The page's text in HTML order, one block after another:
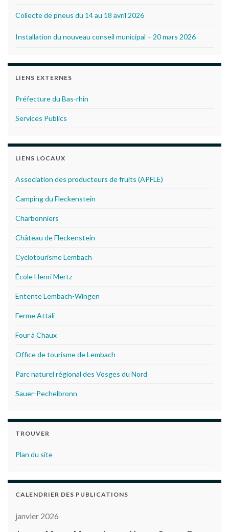
Collecte de pneus du 14 au 18 avril 2026
Installation du nouveau conseil municipal – 20 mars 2026
LIENS EXTERNES
Préfecture du Bas-rhin
Services Publics
LIENS LOCAUX
Association des producteurs de fruits (APFLE)
Camping du Fleckenstein
Charbonniers
Château de Fleckenstein
Cyclotourisme Lembach
École Henri Mertz
Entente Lembach-Wingen
Ferme Attali
Four à Chaux
Office de tourisme de Lembach
Parc naturel régional des Vosges du Nord
Sauer-Pechelbronn
TROUVER
Plan du site
CALENDRIER DES PUBLICATIONS
janvier 2026